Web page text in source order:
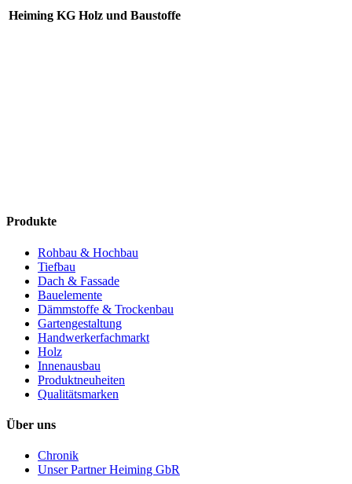
Heiming KG Holz und Baustoffe
Produkte
Rohbau & Hochbau
Tiefbau
Dach & Fassade
Bauelemente
Dämmstoffe & Trockenbau
Gartengestaltung
Handwerkerfachmarkt
Holz
Innenausbau
Produktneuheiten
Qualitätsmarken
Über uns
Chronik
Unser Partner Heiming GbR